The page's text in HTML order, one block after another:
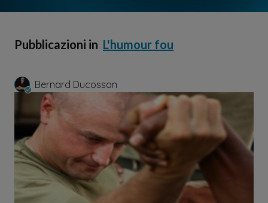
Pubblicazioni in L'humour fou
Bernard Ducosson